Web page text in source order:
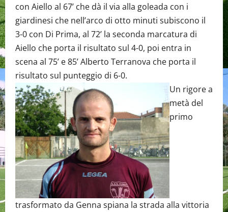
con Aiello al 67’ che dà il via alla goleada con i
giardinesi che nell’arco di otto minuti subiscono il
3-0 con Di Prima, al 72’ la seconda marcatura di
Aiello che porta il risultato sul 4-0, poi entra in
scena al 75’ e 85’ Alberto Terranova che porta il
risultato sul punteggio di 6-0.
Un rigore a
metà del
primo
trasformato da Genna spiana la strada alla vittoria